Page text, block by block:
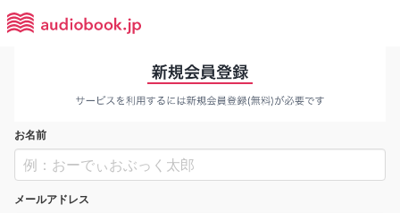
お名前
メールアドレス